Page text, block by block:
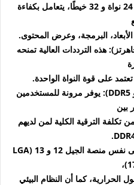
* المهام متعددة الخيوط: بفضل 24 نواة و 32 خيطًا، يتعامل بكفاءة
الأبعاد، البرمجة، وعرض المحتوى.
تعزيز استثنائية (6.0 جيجاهرتز): هذه الترددات العالية تمنحه
على قوة النواة الواحدة.
3. دعم الذاكرة المزدوجة (DDR4 و DDR5): يوفر مرونة للمستخدمين
بين
تكلفة الترقية الكلية لمن لديهم
4. منصة مستقرة وناضجة: يعتمد على نفس منصة الجيل 12 و 13 (LGA
الحرارية، كما أن النظام البيئي